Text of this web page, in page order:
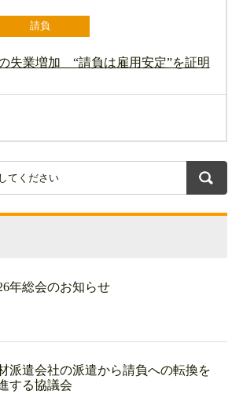
請負
失業増加 “請負は雇用安定”を証明
年総会のお知らせ
派遣会社の派遣から請負への転換を
する協議会